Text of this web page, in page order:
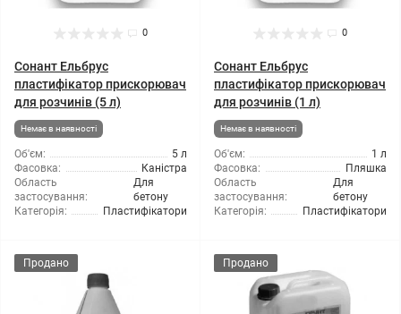
0
Сонант Ельбрус
пластифікатор прискорювач
для розчинів (5 л)
Немає в наявності
Об'єм:
5 л
Фасовка:
Каністра
Область
застосування:
Для
бетону
Категорія:
Пластифікатори
0
Сонант Ельбрус
пластифікатор прискорювач
для розчинів (1 л)
Немає в наявності
Об'єм:
1 л
Фасовка:
Пляшка
Область
застосування:
Для
бетону
Категорія:
Пластифікатори
Продано Продано